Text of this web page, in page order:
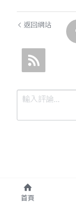
返回網站
提交
首頁